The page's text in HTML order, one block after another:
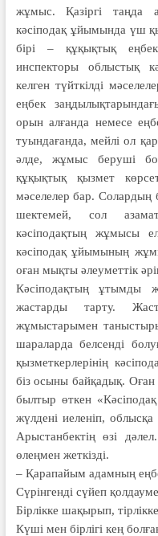
жұмыс. Қазіргі таңда
кәсіподақ ұйымында үш
бірі – құқықтық
инспекторы облыстық
келген түйткілді
еңбек
орын алғанда немесе
туындағанда, мей­лі ол
әлде, жұмыс беруші
құқықтық қызмет
мәселелер бар. Солардың
шектемей, сол
кәсіподақтың жұмысы
кәсіподақ ұйымының
оған мықты әлеуметтік
Кәсіподақтың ұтымды
жастарды тарту.
жұмыстарымен
шараларда белсенді
қызметкерлерінің
біз осыны байқадық.
был­тыр өткен
жүлдені иеленіп,
Арыстанбектің өзі
өлеңмен жеткізді.
– Қарапайым адамның
Сүрінгенді сүйеп
Бірлікке шақырып,
Күші мен бірлігі кең